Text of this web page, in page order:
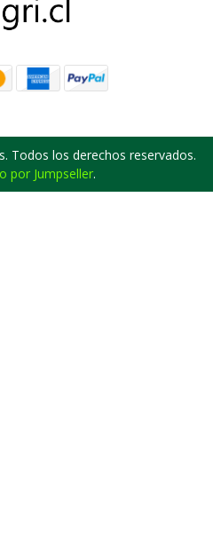
Todos los derechos reservados.
por Jumpseller.